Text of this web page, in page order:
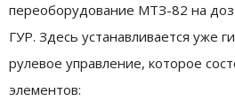
переоборудование МТЗ-82 на
ГУР. Здесь устанавливается уже
рулевое управление, которое
элементов: